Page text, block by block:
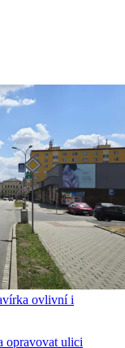
ovlivní i
opravovat ulici